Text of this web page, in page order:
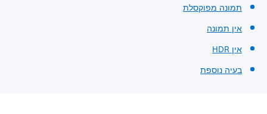
תמונה מפוקסלת
אין תמונה
אין HDR
בעיה נוספת